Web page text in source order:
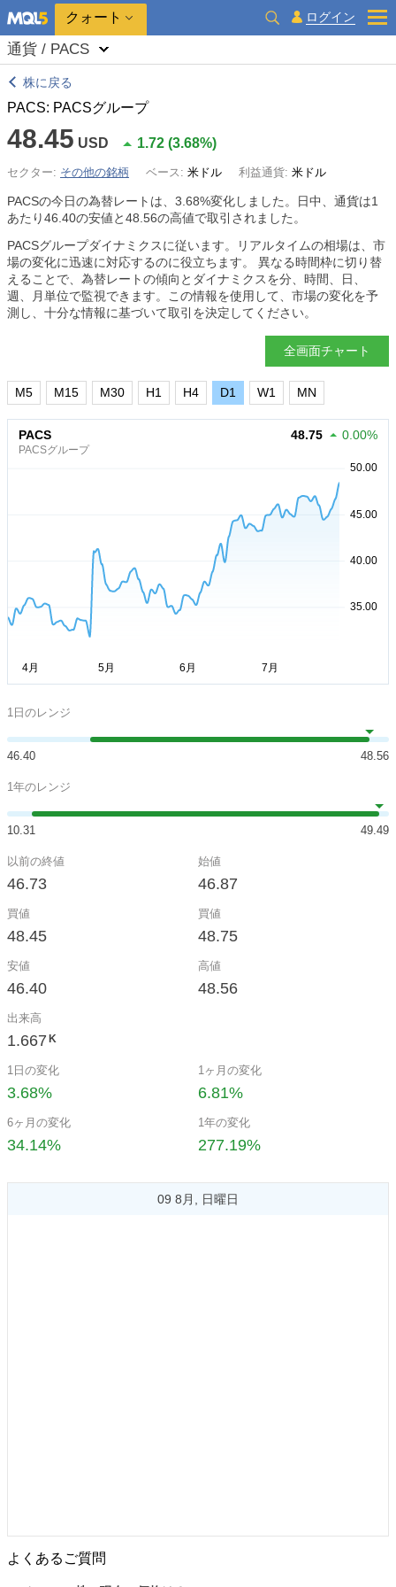
クォート ログイン
通貨 / PACS
株に戻る
PACS: PACSグループ
48.45 USD 1.72 (3.68%)
セクター: その他の銘柄 ベース: 米ドル 利益通貨: 米ドル
PACSの今日の為替レートは、 3.68%変化しました。日中、通貨は1
あたり46.40の安値と48.56の高値で取引されました。
PACSグループダイナミクスに従います。リアルタイムの相場は、市
場の変化に迅速に対応するのに役立ちます。 異なる時間枠に切り替
えることで、為替レートの傾向とダイナミクスを分、時間、日、
週、月単位で監視できます。この情報を使用して、市場の変化を予
測し、十分な情報に基づいて取引を決定してください。
全画面チャート
M5 M15 M30 H1 H4 D1 W1 MN
PACS
PACSグループ
48.75 0.00%
1日のレンジ
46.40 48.56
1年のレンジ
10.31 49.49
以前の終値
46.73
始値
46.87
買値
48.45
買値
48.75
安値
46.40
高値
48.56
出来高
1.667 K
1日の変化
3.68%
1ヶ月の変化
6.81%
6ヶ月の変化
34.14%
1年の変化
277.19%
09 8月, 日曜日
よくあるご質問